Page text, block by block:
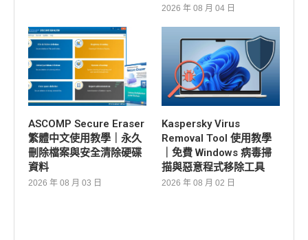
2026 年 08 月 04 日
ASCOMP Secure Eraser
繁體中文使用教學｜永久
刪除檔案與安全清除硬碟
資料
2026 年 08 月 03 日
Kaspersky Virus
Removal Tool 使用教學
｜免費 Windows 病毒掃
描與惡意程式移除工具
2026 年 08 月 02 日